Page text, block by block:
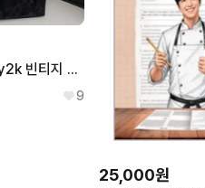
(사용x) 핀터깔 y2k 빈티지 감성 버클 벨벳 토트백
9
25,000원